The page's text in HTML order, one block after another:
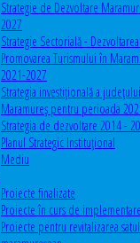
Strategie de Dezvoltare
2027
Strategie Sectorială -
Promovarea Turismului în
2021-2027
Strategia investiţională a județului
Maramureș pentru perioada
Strategia de dezvoltare 2014 -
Planul Strategic Instituţional
Mediu
Proiecte finalizate
Proiecte în curs de implementare
Proiecte pentru revitalizarea